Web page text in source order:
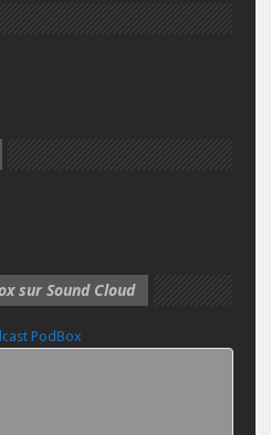
sur Sound Cloud
PodBox